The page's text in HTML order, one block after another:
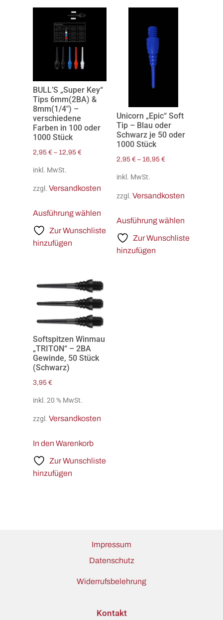
BULL’S „Super Key“
Tips 6mm(2BA) &
8mm(1/4″) –
verschiedene
Farben in 100 oder
1000 Stück
2,95 € – 12,95 €
inkl. MwSt.
zzgl. Versandkosten
Ausführung wählen
Zur Wunschliste
hinzufügen
Unicorn „Epic“ Soft
Tip – Blau oder
Schwarz je 50 oder
1000 Stück
2,95 € – 16,95 €
inkl. MwSt.
zzgl. Versandkosten
Ausführung wählen
Zur Wunschliste
hinzufügen
Softspitzen Winmau
„TRITON“ – 2BA
Gewinde, 50 Stück
(Schwarz)
3,95 €
inkl. 20 % MwSt.
zzgl. Versandkosten
In den Warenkorb
Zur Wunschliste
hinzufügen
Impressum
Datenschutz
Widerrufsbelehrung
Kontakt